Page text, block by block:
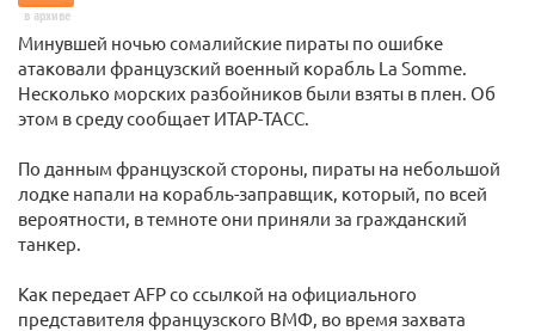
в архиве
Минувшей ночью сомалийские пираты по ошибке
атаковали французский военный корабль La Somme.
Несколько морских разбойников были взяты в плен. Об
этом в среду сообщает ИТАР-ТАСС.
По данным французской стороны, пираты на небольшой
лодке напали на корабль-заправщик, который, по всей
вероятности, в темноте они приняли за гражданский
танкер.
Как передает AFP со ссылкой на официального
представителя французского ВМФ, во время захвата